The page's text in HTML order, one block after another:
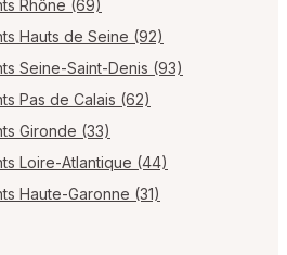
Rhône (69)
Hauts de Seine (92)
Seine-Saint-Denis (93)
Pas de Calais (62)
Gironde (33)
Loire-Atlantique (44)
Haute-Garonne (31)